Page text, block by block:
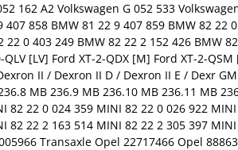
162 A2 Volkswagen G 052 533
858 BMW 81 22 9 407 859 BMW 82
0 403 249 BMW 82 22 2 152 426 BMW
[LV] Ford XT-2-QDX [M] Ford XT-2-
II / Dexron II D / Dexron II E / Dexr
MB 236.9 MB 236.10 MB 236.11 MB
22 0 024 359 MINI 82 22 0 026 922
22 2 163 514 MINI 82 22 2 305 397
Transaxle Opel 22717466 Opel